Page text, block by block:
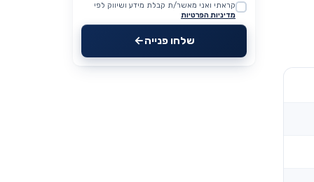
Website
קראתי ואני מאשר/ת קבלת מידע ושיווק לפי
מדיניות הפרטיות
שלחו פנייה